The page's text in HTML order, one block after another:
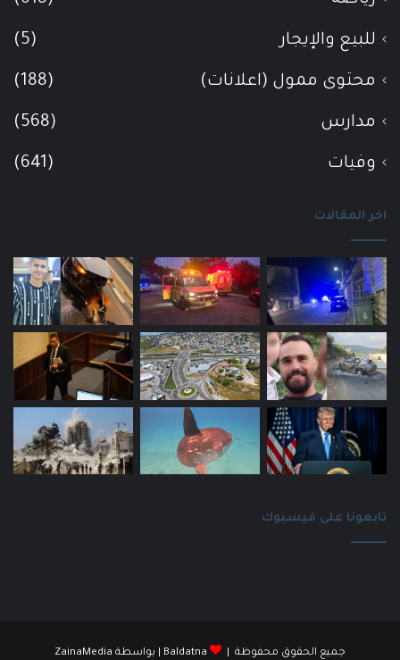
للبيع والإيجار (5)
محتوى ممول (اعلانات) (188)
مدارس (568)
وفيات (641)
اخر المقالات
تابعونا على فيسبوك
جميع الحقوق محفوظة | Baldatna | بواسطة ZainaMedia